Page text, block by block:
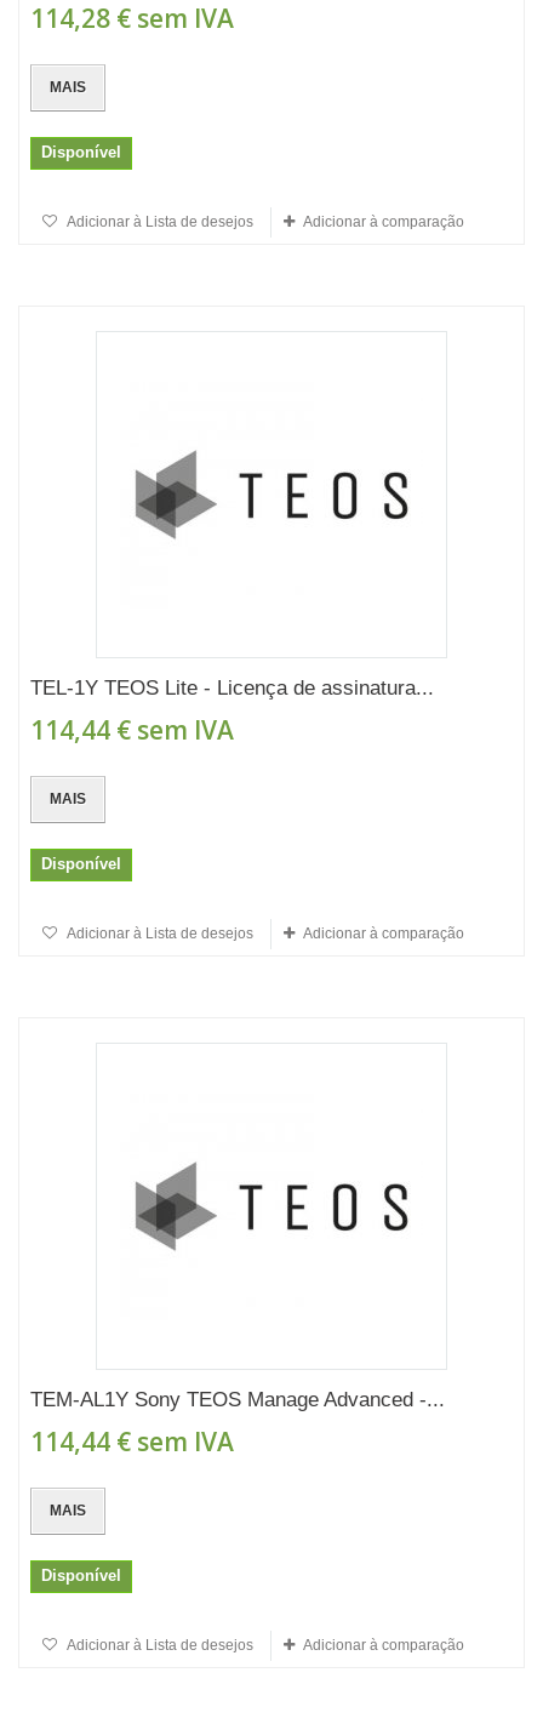
114,28 € sem IVA
MAIS
Disponível
Adicionar à Lista de desejos Adicionar à comparação
TEL-1Y TEOS Lite - Licença de assinatura...
114,44 € sem IVA
MAIS
Disponível
Adicionar à Lista de desejos Adicionar à comparação
TEM-AL1Y Sony TEOS Manage Advanced -...
114,44 € sem IVA
MAIS
Disponível
Adicionar à Lista de desejos Adicionar à comparação